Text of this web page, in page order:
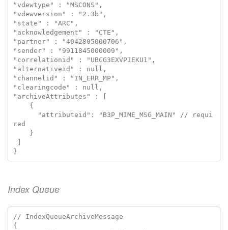
"vdewtype" : "MSCONS",
"vdewversion" : "2.3b",
"state" : "ARC",
"acknowledgement" : "CTE",
"partner" : "4042805000706",
"sender" : "9911845000009",
"correlationid" : "UBCG3EXVPIEKU1",
"alternativeid" : null,
"channelid" : "IN_ERR_MP",
"clearingcode" : null,
"archiveAttributes" : [
red
Index Queue
// IndexQueueArchiveMessage
{